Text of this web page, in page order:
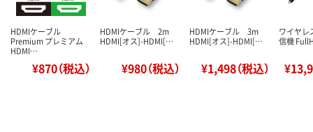
HDMIケーブル
Premium プレミアム
HDMI…
¥870（税込）
HDMIケーブル 2m
HDMI[オス]-HDMI[…
¥980（税込）
HDMIケーブル 3m
HDMI[オス]-HDMI[…
¥1,498（税込）
ワイヤレ
信機